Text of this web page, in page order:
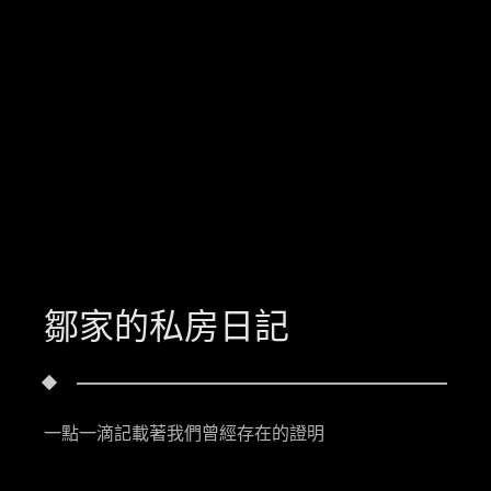
鄒家的私房日記
一點一滴記載著我們曾經存在的證明